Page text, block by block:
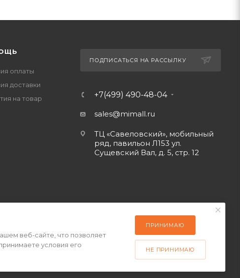
оплаты
доставки
на товар
ПОДПИСАТЬСЯ НА РАССЫЛКУ
+7(499) 490-48-04
sales@mimall.ru
ТЦ «Савеловский», мобильный
ряд, павильон Л153 ул.
Сущевский Вал, д. 5, стр. 12
веб-сайте, что позволяет
условия его
ПРИНИМАЮ
НЕ ПРИНИМАЮ